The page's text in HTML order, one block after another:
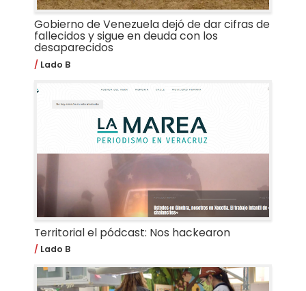
Gobierno de Venezuela dejó de dar cifras de
fallecidos y sigue en deuda con los
desaparecidos
Lado B
Territorial el pódcast: Nos hackearon
Lado B